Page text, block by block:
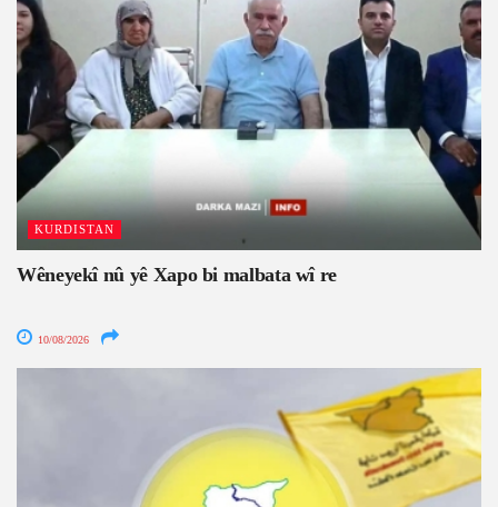
KURDISTAN
Wêneyekî nû yê Xapo bi malbata wî re
10/08/2026